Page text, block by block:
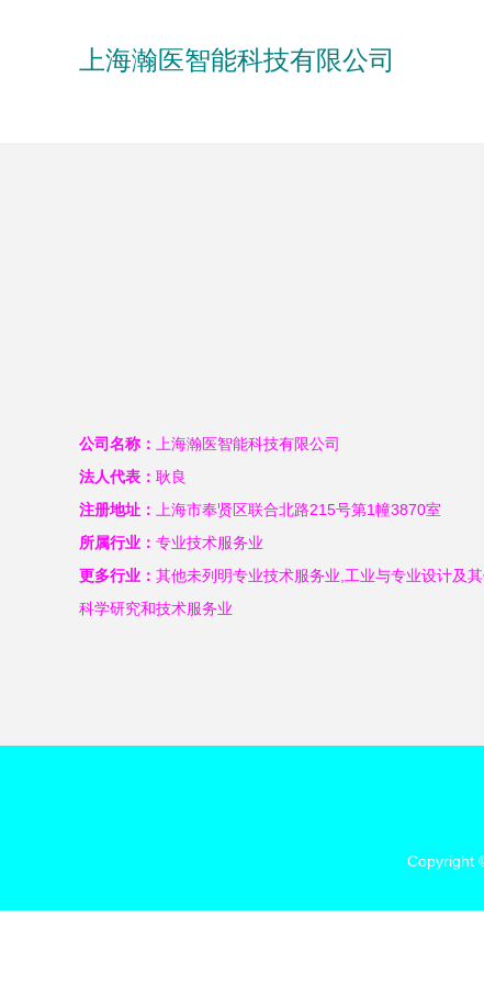
上海瀚医智能科技有限公司
公司名称：
上海瀚医智能科技有限公司
法人代表： 耿良
注册地址：
上海市奉贤区联合北路215号第1幢3870室
所属行业： 专业技术服务业
更多行业： 其他未列明专业技术服务业,工业与专业设计及
科学研究和技术服务业
Copyright